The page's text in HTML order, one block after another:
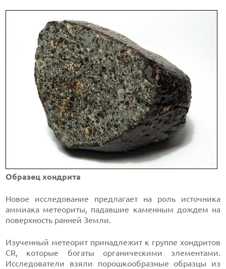
Образец хондрита
Новое исследование предлагает на роль источника
аммиака метеориты, падавшие каменным дождем на
поверхность ранней Земли.
Изученный метеорит принадлежит к группе хондритов
CR, которые богаты органическими элементами.
Исследователи взяли порошкообразные образцы из